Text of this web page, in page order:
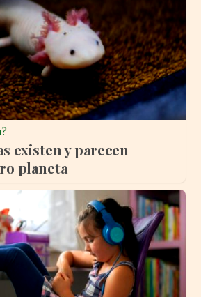
existen y parecen
planeta